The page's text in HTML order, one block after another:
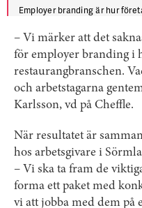
Employer branding är hur
– Vi märker att det
för employer branding i
restaurangbranschen.
och arbetstagarna
Karlsson, vd på Cheffle.
När resultatet är
hos arbetsgivare i
– Vi ska ta fram de
forma ett paket med
vi att jobba med dem på